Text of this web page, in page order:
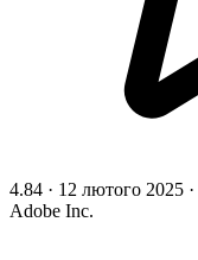
4.84 · 12 лютого 2025 ·
Adobe Inc.